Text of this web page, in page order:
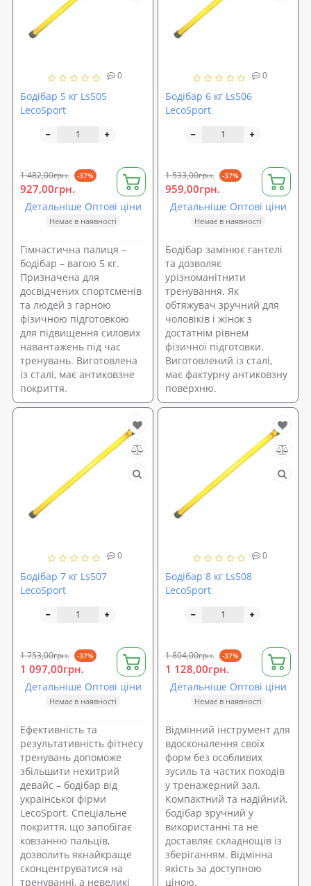
0
Бодібар 5 кг Ls505
LecoSport
1 482,00грн. -37%
927,00грн.
Детальніше Оптові ціни
Немає в наявності
Гімнастична палиця –
бодібар – вагою 5 кг.
Призначена для
досвідчених спортсменів
та людей з гарною
фізичною підготовкою
для підвищення силових
навантажень під час
тренувань. Виготовлена
із сталі, має антиковзне
покриття.
0
Бодібар 6 кг Ls506
LecoSport
1 533,00грн. -37%
959,00грн.
Детальніше Оптові ціни
Немає в наявності
Бодібар замінює гантелі
та дозволяє
урізноманітнити
тренування. Як
обтяжувач зручний для
чоловіків і жінок з
достатнім рівнем
фізичної підготовки.
Виготовлений із сталі,
має фактурну антиковзну
поверхню.
0
Бодібар 7 кг Ls507
LecoSport
1 753,00грн. -37%
1 097,00грн.
Детальніше Оптові ціни
Немає в наявності
Ефективність та
результативність фітнесу
тренувань допоможе
збільшити нехитрий
девайс – бодібар від
української фірми
LecoSport. Спеціальне
покриття, що запобігає
ковзанню пальців,
дозволить якнайкраще
сконцентруватися на
тренуванні, а невеликі
0
Бодібар 8 кг Ls508
LecoSport
1 804,00грн. -37%
1 128,00грн.
Детальніше Оптові ціни
Немає в наявності
Відмінний інструмент для
вдосконалення своїх
форм без особливих
зусиль та частих походів
у тренажерний зал.
Компактний та надійний,
бодібар зручний у
використанні та не
доставляє складнощів із
зберіганням. Відмінна
якість за доступною
ціною.